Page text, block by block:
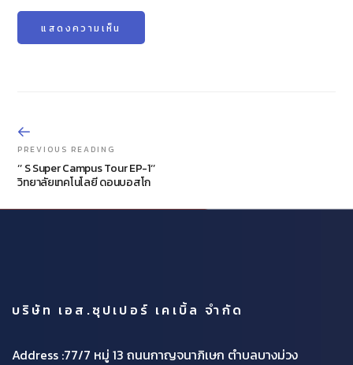
PREVIOUS READING
‘’ S Super Campus Tour EP-1‘’
วิทยาลัยเทคโนโลยี ดอนบอสโก
บริษัท เอส.ซุปเปอร์ เคเบิ้ล จำกัด
Address :77/7 หมู่ 13 ถนนกาญจนาภิเษก ตำบลบางม่วง